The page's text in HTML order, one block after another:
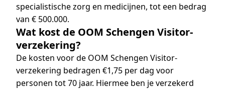
specialistische zorg en medicijnen, tot een bedrag
van € 500.000.
Wat kost de OOM Schengen Visitor-
verzekering?
De kosten voor de OOM Schengen Visitor-
verzekering bedragen €1,75 per dag voor
personen tot 70 jaar. Hiermee ben je verzekerd